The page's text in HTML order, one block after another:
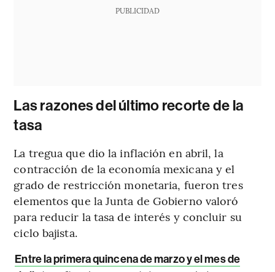
PUBLICIDAD
Las razones del último recorte de la
tasa
La tregua que dio la inflación en abril, la
contracción de la economía mexicana y el
grado de restricción monetaria, fueron tres
elementos que la Junta de Gobierno valoró
para reducir la tasa de interés y concluir su
ciclo bajista.
Entre la primera quincena de marzo y el mes de